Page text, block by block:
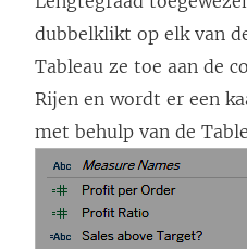
dubbelklikt op elk van
Tableau ze toe aan de
Rijen en wordt er een
met behulp van de